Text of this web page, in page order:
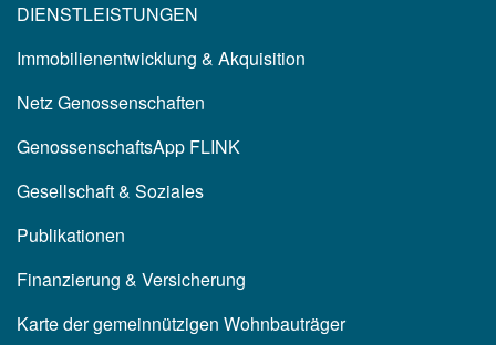
DIENSTLEISTUNGEN
Immobilienentwicklung & Akquisition
Netz Genossenschaften
GenossenschaftsApp FLINK
Gesellschaft & Soziales
Publikationen
Finanzierung & Versicherung
Karte der gemeinnützigen Wohnbauträger